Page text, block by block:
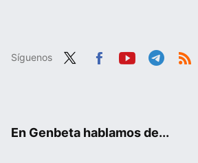
Síguenos
En Genbeta hablamos de...